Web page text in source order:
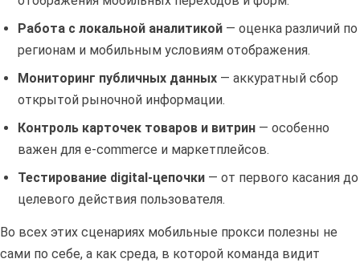
Работа с локальной аналитикой — оценка различий по
регионам и мобильным условиям отображения.
Мониторинг публичных данных — аккуратный сбор
открытой рыночной информации.
Контроль карточек товаров и витрин — особенно
важен для e-commerce и маркетплейсов.
Тестирование digital-цепочки — от первого касания до
целевого действия пользователя.
Во всех этих сценариях мобильные прокси полезны не
сами по себе, а как среда, в которой команда видит